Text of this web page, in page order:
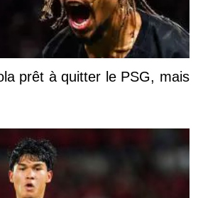
prêt à quitter le PSG, mais